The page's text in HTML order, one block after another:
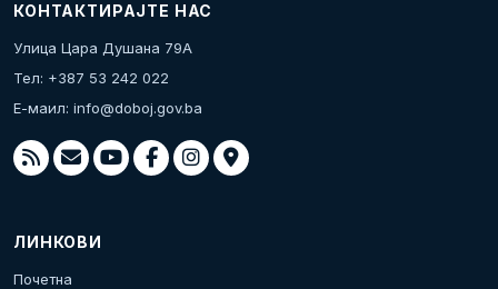
КОНТАКТИРАЈТЕ НАС
Улица Цара Душана 79А
Тел: +387 53 242 022
Е-маил: info@doboj.gov.ba
ЛИНКОВИ
Почетна